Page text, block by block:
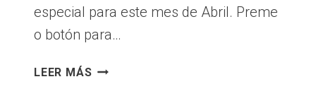
especial para este mes de Abril. Preme
o botón para…
LEER MÁSMENÚ